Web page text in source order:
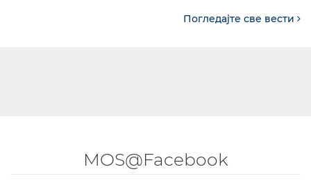
Погледајте све вести
MOS@Facebook